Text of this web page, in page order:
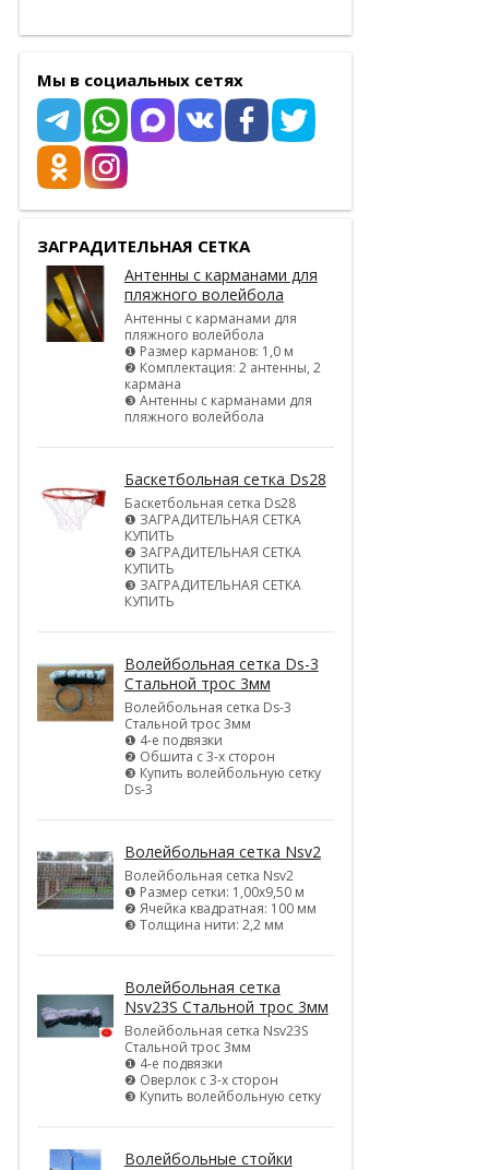
Мы в социальных сетях
ЗАГРАДИТЕЛЬНАЯ СЕТКА
Антенны с карманами для
пляжного волейбола
Антенны с карманами для
пляжного волейбола
❶ Размер карманов: 1,0 м
❷ Комплектация: 2 антенны, 2
кармана
❸ Антенны с карманами для
пляжного волейбола
Баскетбольная сетка Ds28
Баскетбольная сетка Ds28
❶ ЗАГРАДИТЕЛЬНАЯ СЕТКА
КУПИТЬ
❷ ЗАГРАДИТЕЛЬНАЯ СЕТКА
КУПИТЬ
❸ ЗАГРАДИТЕЛЬНАЯ СЕТКА
КУПИТЬ
Волейбольная сетка Ds-3
Стальной трос 3мм
Волейбольная сетка Ds-3
Стальной трос 3мм
❶ 4-е подвязки
❷ Обшита с 3-х сторон
❸ Купить волейбольную сетку
Ds-3
Волейбольная сетка Nsv2
Волейбольная сетка Nsv2
❶ Размер сетки: 1,00х9,50 м
❷ Ячейка квадратная: 100 мм
❸ Толщина нити: 2,2 мм
Волейбольная сетка
Nsv23S Стальной трос 3мм
Волейбольная сетка Nsv23S
Стальной трос 3мм
❶ 4-е подвязки
❷ Оверлок с 3-х сторон
❸ Купить волейбольную сетку
Волейбольные стойки